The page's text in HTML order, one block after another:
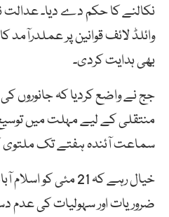
نکالنے کا حکم دے دیا۔ عدالت
وائلڈ لائف قوانین پر عملدرآمد
بھی ہدایت کردی۔
جج نے واضع کردیا کہ جانوروں
منتقلی کے لیے مہلت میں
سماعت آئندہ ہفتے تک ملتوی
خیال رہے کہ 21 مئی
ضروریات اور سہولیات کی عدم